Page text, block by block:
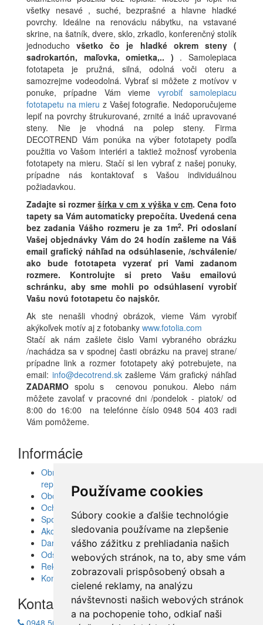
Používame cookies
Súbory cookie a ďalšie technológie
sledovania používame na zlepšenie
vášho zážitku z prehliadania našich
webových stránok, na to, aby sme vám
zobrazovali prispôsobený obsah a
cielené reklamy, na analýzu
návštevnosti našich webových stránok
a na pochopenie toho, odkiaľ naši
všetky nesavé , suché, bezprašné a hlavne hladké
povrchy. Ideálne na renováciu nábytku, na vstavané
skrine, na šatník, dvere, sklo, zrkadlo, konferenčný stolík
jednoduchovšetko čo je hladké okrem steny (
sadrokartón, maľovka, omietka,.. ) . Samolepiaca
fototapeta je pružná, silná, odolná voči oteru a
samozrejme vodeodolná. Vybrať si môžete z motívov v
ponuke, prípadne Vám vieme vyrobiť samolepiacu
fototapetu na mieru z Vašej fotografie. Nedoporučujeme
lepiť na povrchy štrukurované, zrnité a ináč upravované
steny. Nie je vhodná na polep steny. Firma
DECOTREND Vám ponúka na výber fototapety podľa
použitia vo Vašom interiéri a taktiež možnosť vyrobenia
fototapety na mieru. Stačí si len vybrať z našej ponuky,
prípadne nás kontaktovať s Vašou individuálnou
požiadavkou.
Zadajte si rozmeršírka v cm x výška v cm. Cena foto
tapety sa Vám automaticky prepočíta. Uvedená cena
bez zadania Vášho rozmeru je za 1m2. Pri odoslaní
Vašej objednávky Vám do 24 hodín zašleme na Váš
email grafický náhľad na odsúhlasenie, /schválenie/
ako bude fototapeta vyzerať pri Vami zadanom
rozmere. Kontrolujte si preto Vašu emailovú
schránku, aby sme mohli po odsúhlasení vyrobiť
Vašu novú fototapetu čo najskôr.
Ak ste nenašli vhodný obrázok, vieme Vám vyrobiť
akýkoľvek motív aj z fotobanky www.fotolia.com
Stačí ak nám zašlete čislo Vami vybraného obrázku
/nachádza sa v spodnej časti obrázku na pravej strane/
prípadne link a rozmer fototapety aký potrebujete, na
email: info@decotrend.skzašleme Vám grafický náhľad
ZADARMO spolu s cenovou ponukou. Alebo nám
môžete zavolať v pracovné dni /pondelok - piatok/ od
8:00 do 16:00 na telefónne číslo 0948 504 403 radi
Vám pomôžeme.
Informácie
Obrazy, nálepky, fototapety, šablóny, dekorácie,
reprodukcie
Obchodné podmienky
Ochrana osobných údajov
Spolupráca
Akcie a Doručenie
Darčekové poukážky
Odstúpenie od zmluvy - vrátenie tovaru
Reklamácia tovaru
Kontakt
Kontakt
0948 504 403